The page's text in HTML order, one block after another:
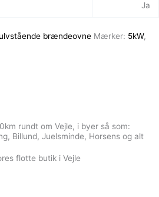
Ja
brændeovne Mærker: 5kW,
rundt om Vejle, i byer så som:
Billund, Juelsminde, Horsens og alt
flotte butik i Vejle